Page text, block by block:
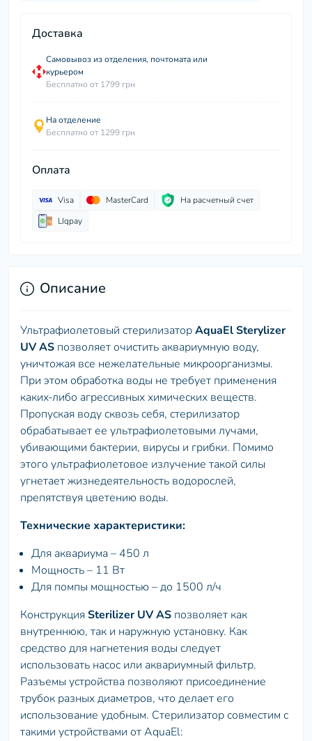
Доставка
Самовывоз из отделения, почтомата или
курьером
Бесплатно от 1799 грн
На отделение
Бесплатно от 1299 грн
Оплата
Visa MasterCard
На расчетный счет
LIqpay
Описание
Ультрафиолетовый стерилизаторAquaEl Sterylizer
UV AS позволяет очистить аквариумную воду,
уничтожая все нежелательные микроорганизмы.
При этом обработка воды не требует применения
каких-либо агрессивных химических веществ.
Пропуская воду сквозь себя, стерилизатор
обрабатывает ее ультрафиолетовыми лучами,
убивающими бактерии, вирусы и грибки. Помимо
этого ультрафиолетовое излучение такой силы
угнетает жизнедеятельность водорослей,
препятствуя цветению воды.
Технические характеристики:
Для аквариума – 450 л
Мощность – 11 Вт
Для помпы мощностью – до 1500 л/ч
КонструкцияSterilizer UV AS позволяет как
внутреннюю, так и наружную установку. Как
средство для нагнетения воды следует
использовать насос или аквариумный фильтр.
Разъемы устройства позволяют присоединение
трубок разных диаметров, что делает его
использование удобным. Стерилизатор совместим с
такими устройствами от AquaEl: